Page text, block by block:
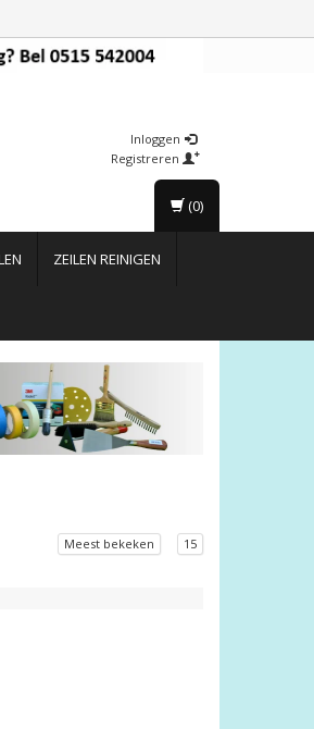
Inloggen
Registreren
ZEILEN REINIGEN
(0)
Meest bekeken 15